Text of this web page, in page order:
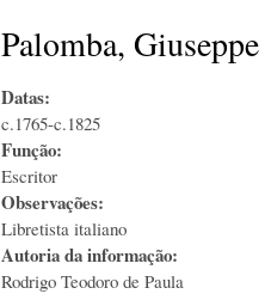
Palomba, Giuseppe
Datas:
c.1765-c.1825
Função:
Escritor
Observações:
Libretista italiano
Autoria da informação:
Rodrigo Teodoro de Paula